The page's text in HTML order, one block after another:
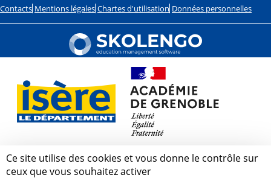
Contacts Mentions légales Chartes d'utilisation Données personnelles
Ce site utilise des cookies et vous donne le contrôle sur
ceux que vous souhaitez activer